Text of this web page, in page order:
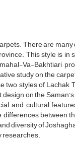
There are
This style is
Va-Bakhtiari
study on the
styles of Lachak
on the
and cultural
between
diversity of
researches.